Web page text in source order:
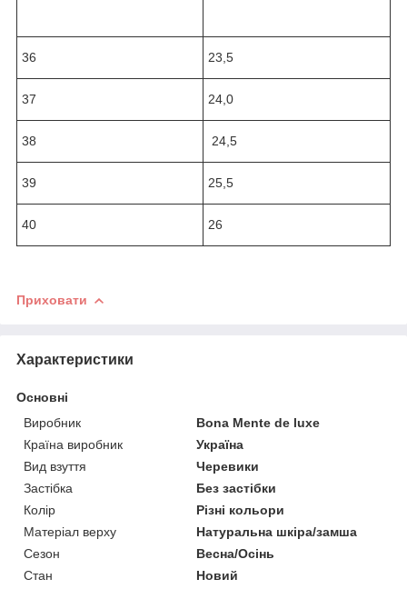
36 23,5
37 24,0
38 24,5
39 25,5
40 26
Приховати
Характеристики
Основні
Виробник
Bona Mente de luxe
Країна виробник
Україна
Вид взуття
Черевики
Застібка
Без застібки
Колір
Різні кольори
Матеріал верху
Натуральна шкіра/замша
Сезон
Весна/Осінь
Стан
Новий